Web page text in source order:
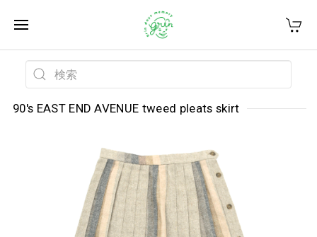
90's EAST END AVENUE tweed pleats skirt